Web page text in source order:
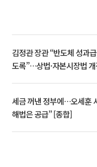
김정관 장관 “반도체 성과
도록”…상법·자본시장법
세금 꺼낸 정부에…오세훈
해법은 공급” [종합]